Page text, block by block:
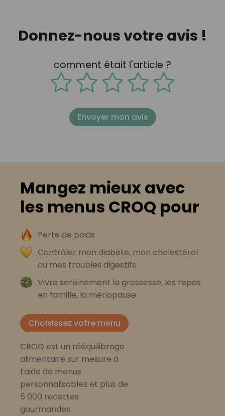
Donnez-nous votre avis !
comment était l'article ?
Envoyer mon avis
Mangez mieux avec
les menus CROQ pour
Perte de poids
Contrôler mon diabète, mon cholestérol
ou mes troubles digestifs
Vivre sereinement la grossesse, les repas
en famille, la ménopause
Choisissez votre menu
CROQ est un rééquilibrage
alimentaire sur mesure à
l’aide de menus
personnalisables et plus de
5 000 recettes
gourmandes